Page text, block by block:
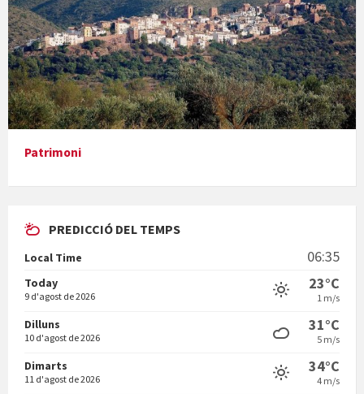
Presentació del llibre &quot;La mare&quot;, d'Emma Zafon
En Bum
Vermuts a la Font. Hit parit
Patrimoni
PREDICCIÓ DEL TEMPS
Local Time 06:35
Today
9 d'agost de 2026
23°C
1 m/s
Dilluns
10 d'agost de 2026
31°C
5 m/s
Dimarts
11 d'agost de 2026
34°C
4 m/s